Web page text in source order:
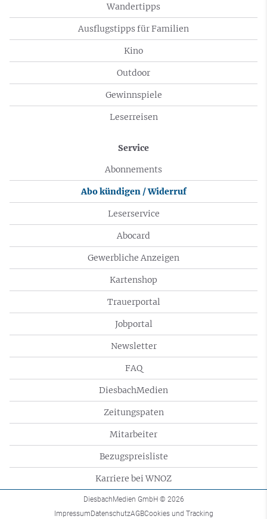
Wandertipps
Ausflugstipps für Familien
Kino
Outdoor
Gewinnspiele
Leserreisen
Service
Abonnements
Abo kündigen / Widerruf
Leserservice
Abocard
Gewerbliche Anzeigen
Kartenshop
Trauerportal
Jobportal
Newsletter
FAQ
DiesbachMedien
Zeitungspaten
Mitarbeiter
Bezugspreisliste
Karriere bei WNOZ
DiesbachMedien GmbH © 2026
ImpressumDatenschutzAGBCookies und Tracking